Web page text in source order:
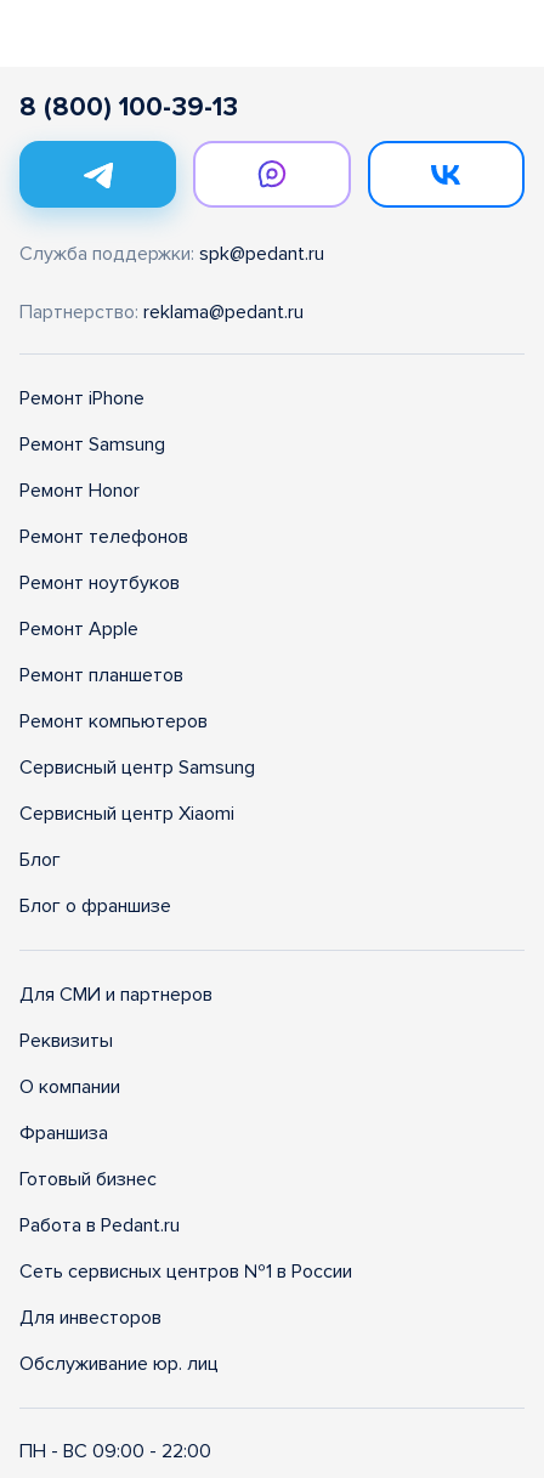
8 (800) 100-39-13
Служба поддержки: spk@pedant.ru
Партнерство: reklama@pedant.ru
Ремонт iPhone
Ремонт Samsung
Ремонт Honor
Ремонт телефонов
Ремонт ноутбуков
Ремонт Apple
Ремонт планшетов
Ремонт компьютеров
Сервисный центр Samsung
Сервисный центр Xiaomi
Блог
Блог о франшизе
Для СМИ и партнеров
Реквизиты
О компании
Франшиза
Готовый бизнес
Работа в Pedant.ru
Сеть сервисных центров №1 в России
Для инвесторов
Обслуживание юр. лиц
ПН - ВС 09:00 - 22:00